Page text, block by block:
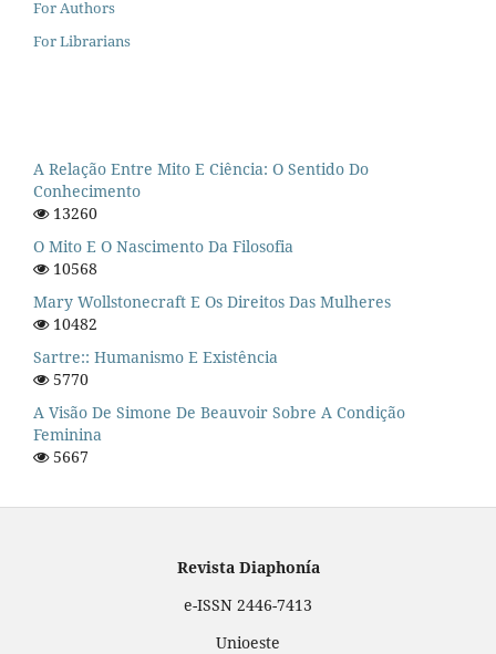
For Authors
For Librarians
A Relação Entre Mito E Ciência: O Sentido Do
Conhecimento
13260
O Mito E O Nascimento Da Filosofia
10568
Mary Wollstonecraft E Os Direitos Das Mulheres
10482
Sartre:: Humanismo E Existência
5770
A Visão De Simone De Beauvoir Sobre A Condição
Feminina
5667
Revista Diaphonía
e-ISSN 2446-7413
Unioeste